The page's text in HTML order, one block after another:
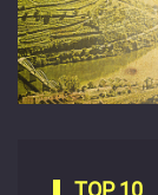
TOP 10